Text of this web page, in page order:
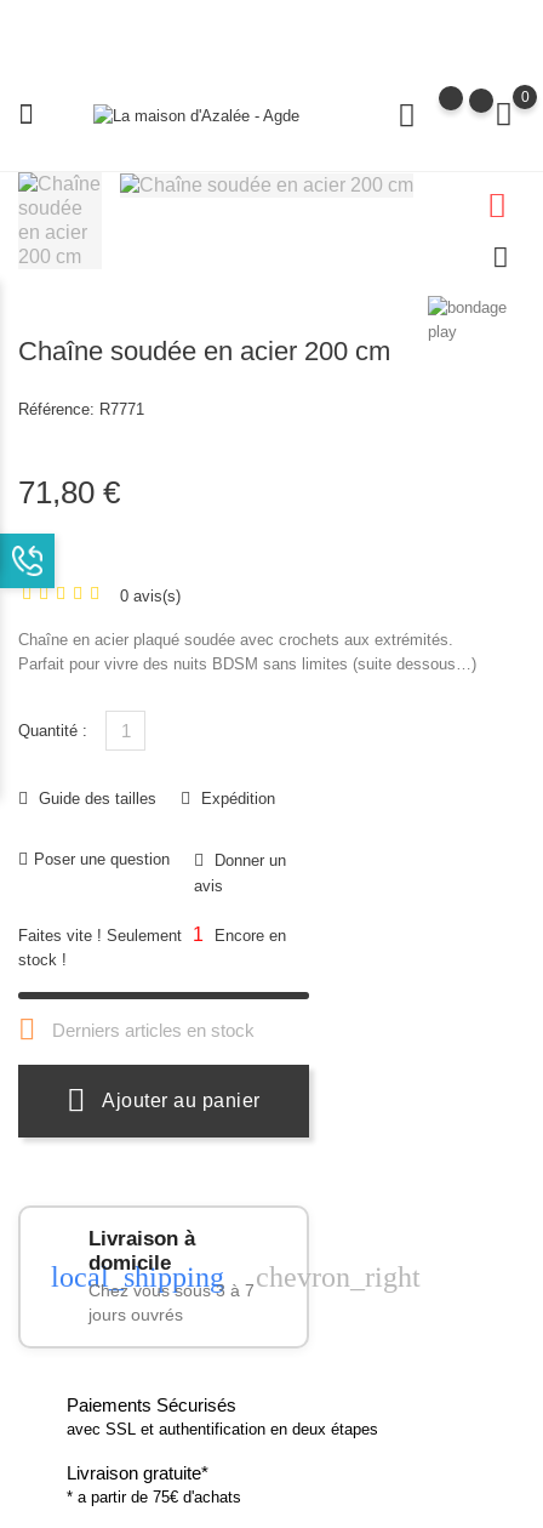
0
Chaîne soudée en acier 200 cm
Référence: R7771
71,80 €
TTC
0 avis(s)
Chaîne en acier plaqué soudée avec crochets aux extrémités.
Parfait pour vivre des nuits BDSM sans limites (suite dessous…)
Quantité :
Guide des tailles Expédition
Poser une question
Donner un
avis
Faites vite ! Seulement 1
Encore en
stock !
 Derniers articles en stock
Ajouter au panier
local_shipping
Livraison à
domicile
Chez vous sous 3 à 7
jours ouvrés
chevron_right
Paiements Sécurisés
avec SSL et authentification en deux étapes
Livraison gratuite*
* a partir de 75€ d'achats